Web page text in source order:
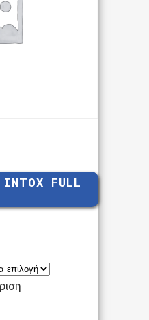
FULL